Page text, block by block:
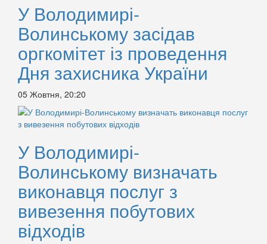
У Володимирі-
Волинському засідав
оргкомітет із проведення
Дня захисника України
05 Жовтня, 20:20
У Володимирі-
Волинському визначать
виконавця послуг з
вивезення побутових
відходів